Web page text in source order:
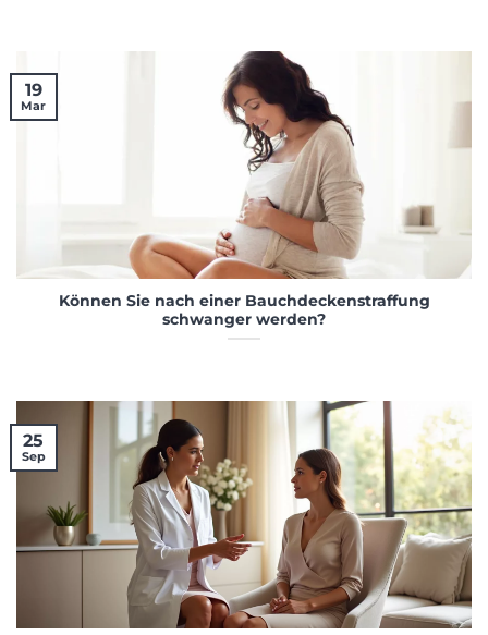
Können Sie nach einer Bauchdeckenstraffung
schwanger werden?
19
Mar
25
Sep